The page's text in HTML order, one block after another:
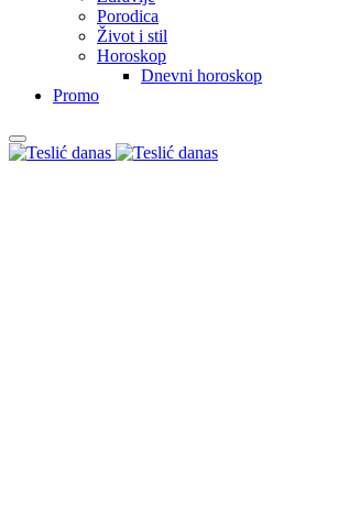
Porodica
Život i stil
Horoskop
Dnevni horoskop
Promo